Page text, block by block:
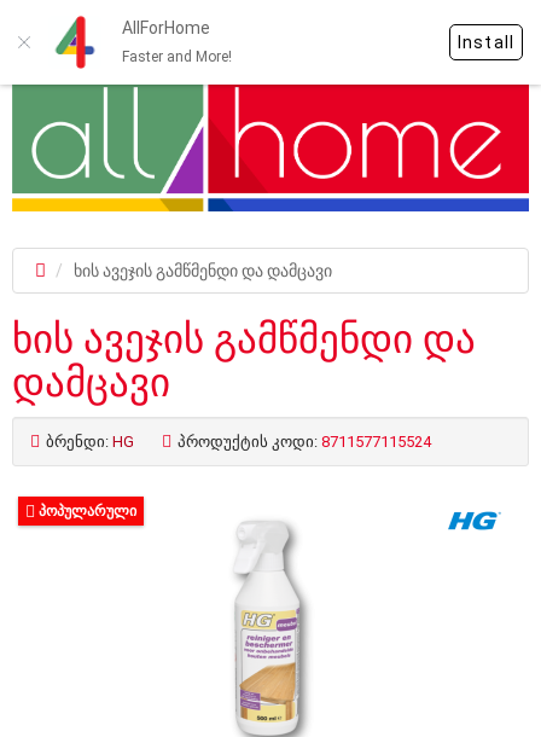
AllForHome
Faster and More!
Install
ხის ავეჯის გამწმენდი და დამცავი
ხის ავეჯის გამწმენდი და
დამცავი
ბრენდი: HG პროდუქტის კოდი: 8711577115524
ᲞᲝᲞᲣᲚᲐᲠᲣᲚᲘ